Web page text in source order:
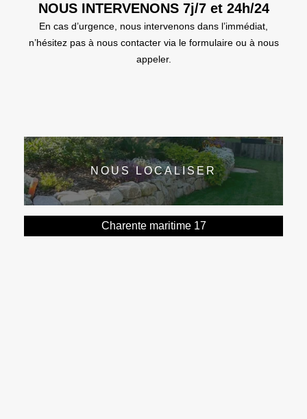
NOUS INTERVENONS 7j/7 et 24h/24
En cas d’urgence, nous intervenons dans l’immédiat,
n’hésitez pas à nous contacter via le formulaire ou à nous
appeler.
NOUS LOCALISER
Charente maritime 17